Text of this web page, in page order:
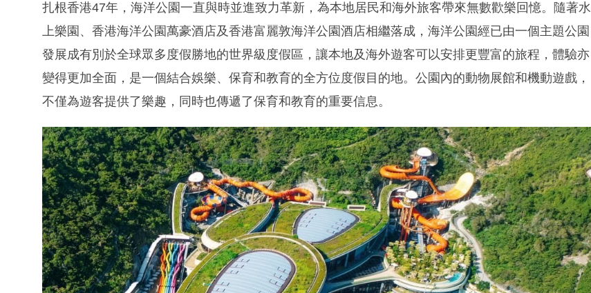
扎根香港47年，海洋公園一直與時並進致力革新，為本地居民和海外旅客帶來無數歡樂回憶。隨著水
上樂園、香港海洋公園萬豪酒店及香港富麗敦海洋公園酒店相繼落成，海洋公園經已由一個主題公園
發展成有別於全球眾多度假勝地的世界級度假區，讓本地及海外遊客可以安排更豐富的旅程，體驗亦
變得更加全面，是一個結合娛樂、保育和教育的全方位度假目的地。公園內的動物展館和機動遊戲，
不僅為遊客提供了樂趣，同時也傳遞了保育和教育的重要信息。